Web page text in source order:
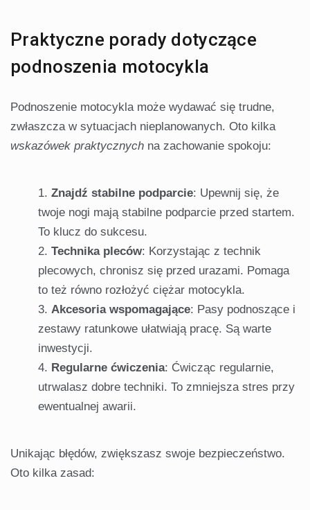
Praktyczne porady dotyczące
podnoszenia motocykla
Podnoszenie motocykla może wydawać się trudne,
zwłaszcza w sytuacjach nieplanowanych. Oto kilka
wskazówek praktycznych na zachowanie spokoju:
Znajdź stabilne podparcie: Upewnij się, że
twoje nogi mają stabilne podparcie przed startem.
To klucz do sukcesu.
Technika pleców: Korzystając z technik
plecowych, chronisz się przed urazami. Pomaga
to też równo rozłożyć ciężar motocykla.
Akcesoria wspomagające: Pasy podnoszące i
zestawy ratunkowe ułatwiają pracę. Są warte
inwestycji.
Regularne ćwiczenia: Ćwicząc regularnie,
utrwalasz dobre techniki. To zmniejsza stres przy
ewentualnej awarii.
Unikając błędów, zwiększasz swoje bezpieczeństwo.
Oto kilka zasad: